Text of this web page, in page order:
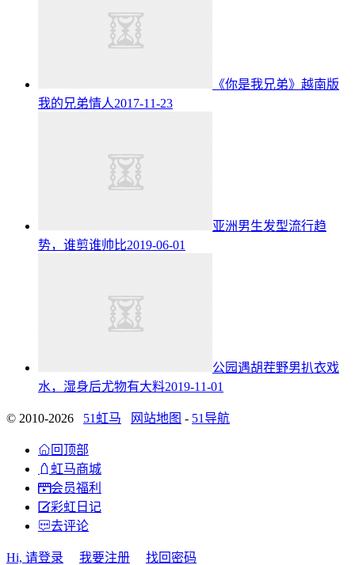
《你是我兄弟》越南版
我的兄弟情人2017-11-23
亚洲男生发型流行趋
势，谁剪谁帅比2019-06-01
公园遇胡茬野男扒衣戏
水，湿身后尤物有大料2019-11-01
© 2010-2026 51虹马 网站地图 - 51导航
回顶部
 虹马商城
会员福利
彩虹日记
去评论
Hi, 请登录 我要注册 找回密码